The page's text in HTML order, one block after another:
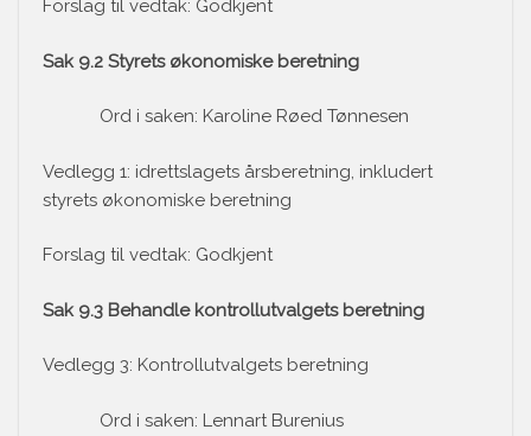
Forslag til vedtak: Godkjent
Sak 9.2 Styrets økonomiske beretning
Ord i saken: Karoline Røed Tønnesen
Vedlegg 1: idrettslagets årsberetning, inkludert
styrets økonomiske beretning
Forslag til vedtak: Godkjent
Sak 9.3 Behandle kontrollutvalgets beretning
Vedlegg 3: Kontrollutvalgets beretning
Ord i saken: Lennart Burenius